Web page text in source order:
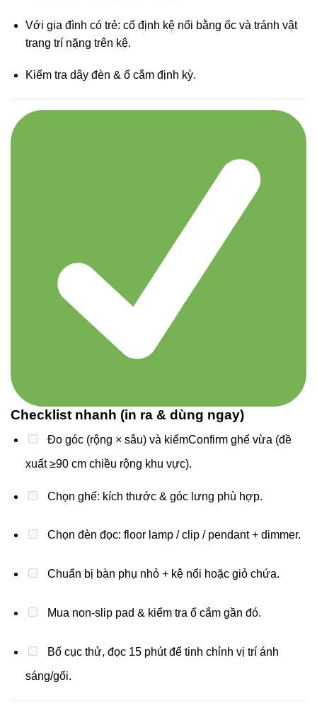
Với gia đình có trẻ: cố định kệ nổi bằng ốc và tránh vật
trang trí nặng trên kệ.
Kiểm tra dây đèn & ổ cắm định kỳ.
Checklist nhanh (in ra & dùng ngay)
Đo góc (rộng × sâu) và kiểmConfirm ghế vừa (đề
xuất ≥90 cm chiều rộng khu vực).
Chọn ghế: kích thước & góc lưng phù hợp.
Chọn đèn đọc: floor lamp / clip / pendant + dimmer.
Chuẩn bị bàn phụ nhỏ + kệ nổi hoặc giỏ chứa.
Mua non-slip pad & kiểm tra ổ cắm gần đó.
Bố cục thử, đọc 15 phút để tinh chỉnh vị trí ánh
sáng/gối.